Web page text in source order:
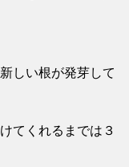
しい根が発芽して
てくれるまでは３